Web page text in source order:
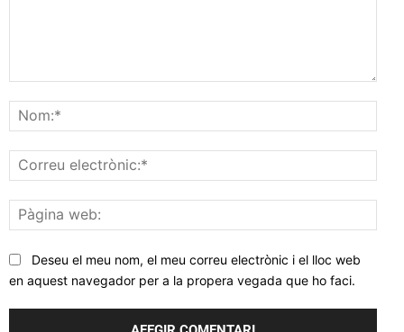
web:
Deseu el meu nom, el meu correu electrònic i el lloc web
en aquest navegador per a la propera vegada que ho faci.